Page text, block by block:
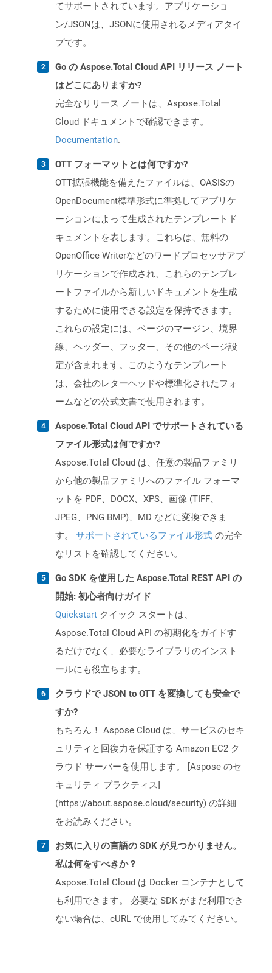
てサポートされています。アプリケーショ
ン/JSONは、JSONに使用されるメディアタイ
プです。
Go の Aspose.Total Cloud API リリース ノート
はどこにありますか?
完全なリリース ノートは、Aspose.Total
Cloud ドキュメントで確認できます。
Documentation.
OTT フォーマットとは何ですか?
OTT拡張機能を備えたファイルは、OASISの
OpenDocument標準形式に準拠してアプリケ
ーションによって生成されたテンプレートド
キュメントを表します。これらは、無料の
OpenOffice Writerなどのワードプロセッサアプ
リケーションで作成され、これらのテンプレ
ートファイルから新しいドキュメントを生成
するために使用できる設定を保持できます。
これらの設定には、ページのマージン、境界
線、ヘッダー、フッター、その他のページ設
定が含まれます。このようなテンプレート
は、会社のレターヘッドや標準化されたフォ
ームなどの公式文書で使用されます。
Aspose.Total Cloud API でサポートされている
ファイル形式は何ですか?
Aspose.Total Cloud は、任意の製品ファミリ
から他の製品ファミリへのファイル フォーマ
ットを PDF、DOCX、XPS、画像 (TIFF、
JPEG、PNG BMP)、MD などに変換できま
す。 サポートされているファイル形式 の完全
なリストを確認してください。
Go SDK を使用した Aspose.Total REST API の
開始: 初心者向けガイド
Quickstart クイック スタートは、
Aspose.Total Cloud API の初期化をガイドす
るだけでなく、必要なライブラリのインスト
ールにも役立ちます。
クラウドで JSON to OTT を変換しても安全で
すか?
もちろん！ Aspose Cloud は、サービスのセキ
ュリティと回復力を保証する Amazon EC2 ク
ラウド サーバーを使用します。 [Aspose のセ
キュリティ プラクティス]
(https://about.aspose.cloud/security) の詳細
をお読みください。
お気に入りの言語の SDK が見つかりません。
私は何をすべきか？
Aspose.Total Cloud は Docker コンテナとして
も利用できます。 必要な SDK がまだ利用でき
ない場合は、cURL で使用してみてください。